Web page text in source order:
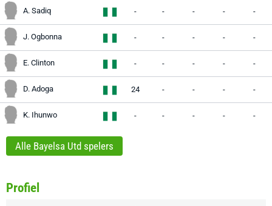
A. Sadiq - - - - -
J. Ogbonna - - - - -
E. Clinton - - - - -
D. Adoga 24 - - - -
K. Ihunwo - - - - -
Alle Bayelsa Utd spelers
Profiel